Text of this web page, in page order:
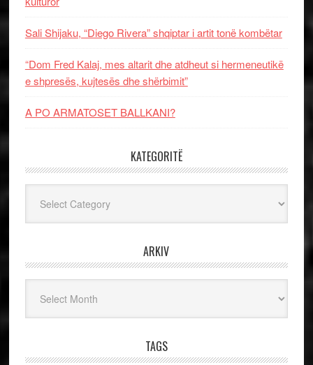
Sali Shijaku, “Diego Rivera” shqiptar i artit tonë kombëtar
“Dom Fred Kalaj, mes altarit dhe atdheut si hermeneutikë
e shpresës, kujtesës dhe shërbimit”
A PO ARMATOSET BALLKANI?
KATEGORITË
ARKIV
TAGS